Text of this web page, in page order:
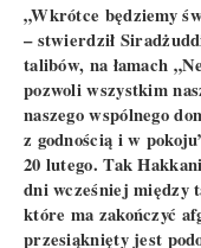
„Wkrótce będziemy
– stwierdził
talibów, na łamach
pozwoli wszystkim
naszego wspólnego
z godnością i w
20 lutego. Tak
dni wcześniej między
które ma zakończyć
przesiąknięty jest